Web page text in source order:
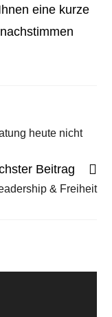
eine kurze
heute nicht
Beitrag
& Freiheit